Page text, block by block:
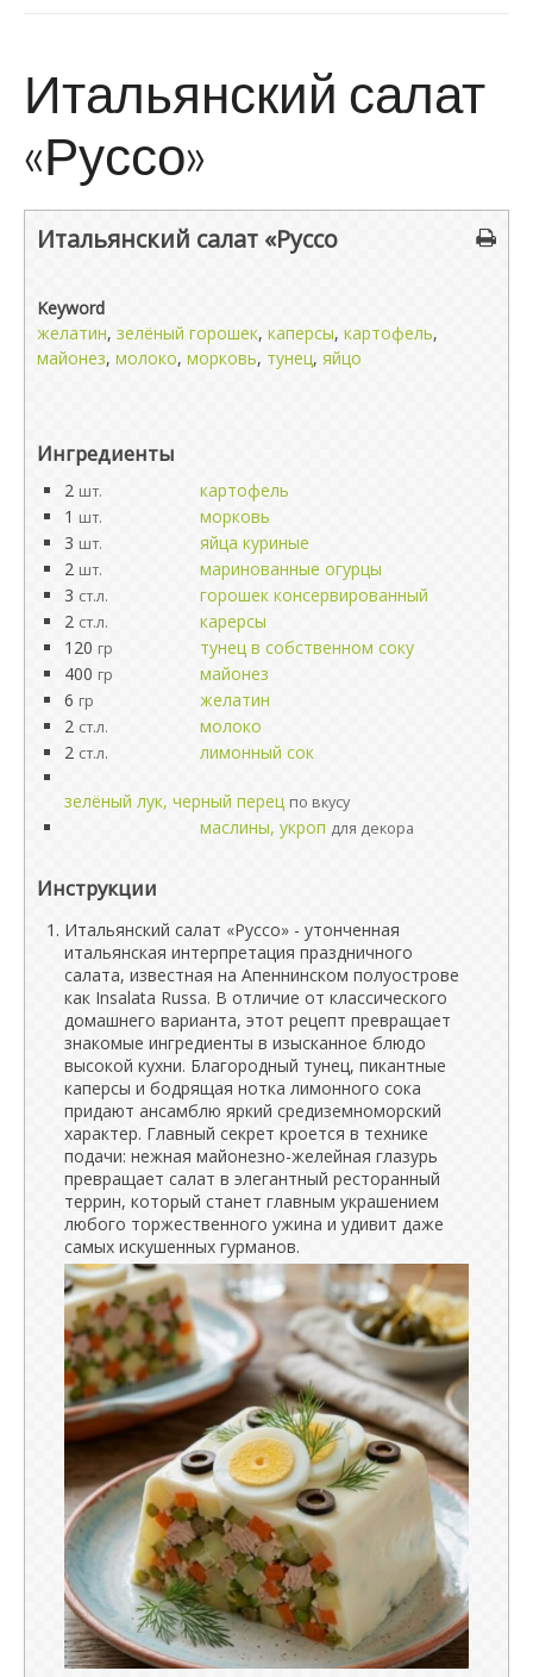
Итальянский салат
«Руссо»
Итальянский салат «Руссо
Keyword
желатин, зелёный горошек, каперсы, картофель,
майонез, молоко, морковь, тунец, яйцо
Ингредиенты
2 шт.
картофель
1 шт.
морковь
3 шт.
яйца куриные
2 шт.
маринованные огурцы
3 ст.л.
горошек консервированный
2 ст.л.
карерсы
120 гр
тунец в собственном соку
400 гр
майонез
6 гр
желатин
2 ст.л.
молоко
2 ст.л. лимонный сок
зелёный лук, черный перец по вкусу
маслины, укроп для декора
Инструкции
Итальянский салат «Руссо» - утонченная
итальянская интерпретация праздничного
салата, известная на Апеннинском полуострове
как Insalata Russa. В отличие от классического
домашнего варианта, этот рецепт превращает
знакомые ингредиенты в изысканное блюдо
высокой кухни. Благородный тунец, пикантные
каперсы и бодрящая нотка лимонного сока
придают ансамблю яркий средиземноморский
характер. Главный секрет кроется в технике
подачи: нежная майонезно-желейная глазурь
превращает салат в элегантный ресторанный
террин, который станет главным украшением
любого торжественного ужина и удивит даже
самых искушенных гурманов.